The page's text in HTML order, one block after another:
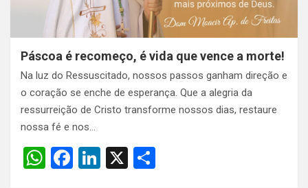
Páscoa é recomeço, é vida que vence a morte!
Na luz do Ressuscitado, nossos passos ganham direção e
o coração se enche de esperança. Que a alegria da
ressurreição de Cristo transforme nossos dias, restaure
nossa fé e nos…
W F
Li
X